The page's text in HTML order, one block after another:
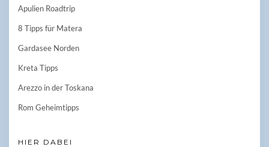
Apulien Roadtrip
8 Tipps für Matera
Gardasee Norden
Kreta Tipps
Arezzo in der Toskana
Rom Geheimtipps
HIER DABEI